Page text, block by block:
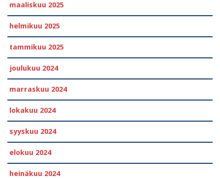
maaliskuu 2025
helmikuu 2025
tammikuu 2025
joulukuu 2024
marraskuu 2024
lokakuu 2024
syyskuu 2024
elokuu 2024
heinäkuu 2024